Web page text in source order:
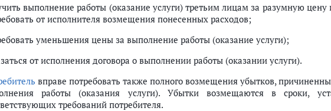
выполнение работы (оказание услуги) третьим лицам за разумную
от исполнителя возмещения понесенных расходов;
уменьшения цены за выполнение работы (оказание услуги);
от исполнения договора о выполнении работы (оказании услуги).
вправе потребовать также полного возмещения убытков,
работы (оказания услуги). Убытки возмещаются в сроки,
требований потребителя.